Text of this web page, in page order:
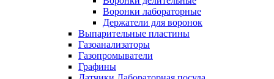
Воронки лабораторные
Держатели для воронок
Выпарительные пластины
Газоанализаторы
Газопромыватели
Графины